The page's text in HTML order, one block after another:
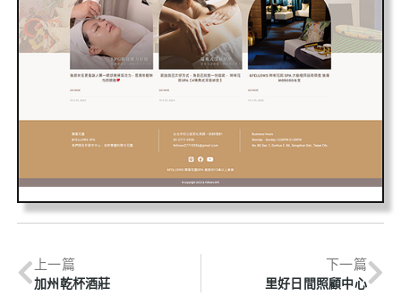
上一篇
加州乾杯酒莊
下一篇
里好日間照顧中心